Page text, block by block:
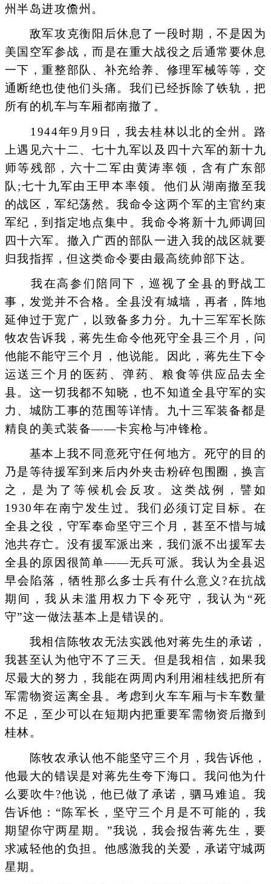
州半岛进攻儋州。
敌军攻克衡阳后休息了一段时期，不是因为
美国空军参战，而是在重大战役之后通常要休息
一下，重整部队、补充给养、修理军械等等，交
通断绝也使他们头痛。我们已经拆除了铁轨，把
所有的机车与车厢都南撤了。
1944年9月9日，我去桂林以北的全州。路
上遇见六十二、七十九军以及四十六军的新十九
师等残部，六十二军由黄涛率领，含有广东部
队;七十九军由王甲本率领。他们从湖南撤至我
的战区，军纪荡然。我命令这两个军的主官约束
军纪，到指定地点集中。我命令将新十九师调回
四十六军。撤入广西的部队一进入我的战区就要
归我指挥，但这类命令要由最高统帅部下达。
我在高参们陪同下，巡视了全县的野战工
事，发觉并不合格。全县没有城墙，再者，阵地
延伸过于宽广，以致备多力分。九十三军军长陈
牧农告诉我，蒋先生命令他死守全县三个月，问
他能不能守三个月，他说能。因此，蒋先生下令
运送三个月的医药、弹药、粮食等供应品去全
县。这一切我都不知晓，也不知道全县守军的实
力、城防工事的范围等详情。九十三军装备都是
精良的美式装备——卡宾枪与冲锋枪。
基本上我不同意死守任何地方。死守的目的
乃是等待援军到来后内外夹击粉碎包围圈，换言
之，是为了等候机会反攻。这类战例，譬如
1930年在南宁发生过。我们必须订定目标。在
全县之役，守军奉命坚守三个月，甚至不惜与城
池共存亡。没有援军派出来，我们派不出援军去
全县的原因很简单——无兵可派。我认为全县迟
早会陷落，牺牲那么多士兵有什么意义?在抗战
期间，我从未滥用权力下令死守，我认为“死
守”这一做法基本上是错误的。
我相信陈牧农无法实践他对蒋先生的承诺，
我甚至认为他守不了三天。但是我相信，如果我
尽最大的努力，我能在两周内利用湘桂线把所有
军需物资运离全县。考虑到火车车厢与卡车数量
不足，至少可以在短期内把重要军需物资后撤到
桂林。
陈牧农承认他不能坚守三个月，我告诉他，
他最大的错误是对蒋先生夸下海口。我问他为什
么要吹牛?他说，他已做了承诺，驷马难追。我
告诉他：“陈军长，坚守三个月是不可能的，我
期望你守两星期。”我说，我会报告蒋先生，要
求减轻他的负担。他感激我的关爱，承诺守城两
星期。